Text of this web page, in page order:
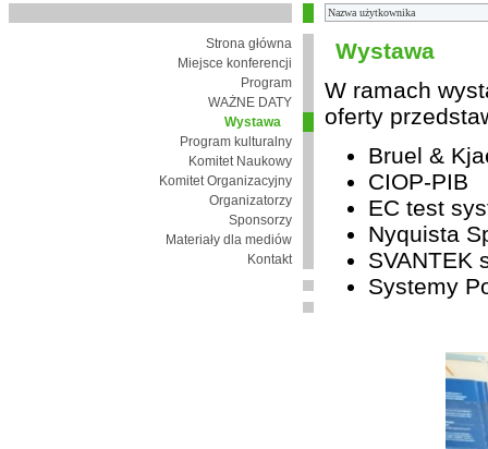
Strona główna
Miejsce konferencji
Program
WAŻNE DATY
Wystawa
Program kulturalny
Komitet Naukowy
Komitet Organizacyjny
Organizatorzy
Sponsorzy
Materiały dla mediów
Kontakt
Wystawa
W ramach
oferty
Bruel &
CIOP-PIB
EC test
Nyquista
SVANTEK
Systemy